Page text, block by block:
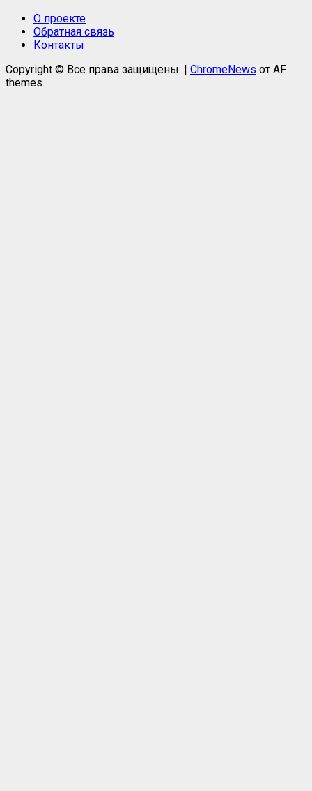
О проекте
Обратная связь
Контакты
Copyright © Все права защищены. | ChromeNews от AF
themes.